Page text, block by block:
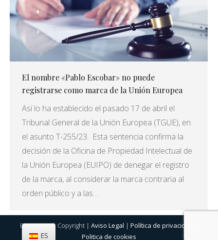
El nombre «Pablo Escobar» no puede
registrarse como marca de la Unión Europea
Así lo ha establecido el pasado 17 de abril el
Tribunal General de la Unión Europea (TGUE), en
el asunto T-255/23. Esta sentencia confirma la
decisión de la Oficina de Propiedad Intelectual de
la Unión Europea (EUIPO) de denegar el registro
de la marca, al considerar la marca contraria al
orden público y a las…
Eurosigno © Copyright | Aviso Legal | Política de privacidad
Politica de cookies
ES